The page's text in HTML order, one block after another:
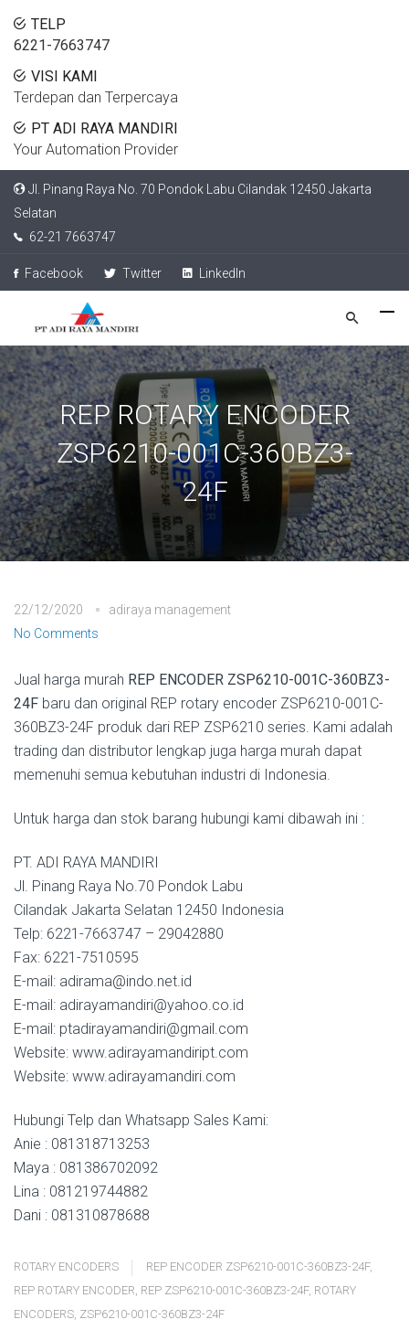
TELP
6221-7663747
VISI KAMI
Terdepan dan Terpercaya
PT ADI RAYA MANDIRI
Your Automation Provider
Jl. Pinang Raya No. 70 Pondok Labu Cilandak 12450 Jakarta
Selatan
62-21 7663747
Facebook Twitter LinkedIn
REP ROTARY ENCODER
ZSP6210-001C-360BZ3-
24F
22/12/2020
adiraya management
No Comments
Jual harga murah REP ENCODER ZSP6210-001C-360BZ3-
24F baru dan original REP rotary encoder ZSP6210-001C-
360BZ3-24F produk dari REP ZSP6210 series. Kami adalah
trading dan distributor lengkap juga harga murah dapat
memenuhi semua kebutuhan industri di Indonesia.
Untuk harga dan stok barang hubungi kami dibawah ini :
PT. ADI RAYA MANDIRI
Jl. Pinang Raya No.70 Pondok Labu
Cilandak Jakarta Selatan 12450 Indonesia
Telp: 6221-7663747 – 29042880
Fax: 6221-7510595
E-mail: adirama@indo.net.id
E-mail: adirayamandiri@yahoo.co.id
E-mail: ptadirayamandiri@gmail.com
Website: www.adirayamandiript.com
Website: www.adirayamandiri.com
Hubungi Telp dan Whatsapp Sales Kami:
Anie : 081318713253
Maya : 081386702092
Lina : 081219744882
Dani : 081310878688
ROTARY ENCODERS REP ENCODER ZSP6210-001C-360BZ3-24F,
REP ROTARY ENCODER, REP ZSP6210-001C-360BZ3-24F, ROTARY
ENCODERS, ZSP6210-001C-360BZ3-24F